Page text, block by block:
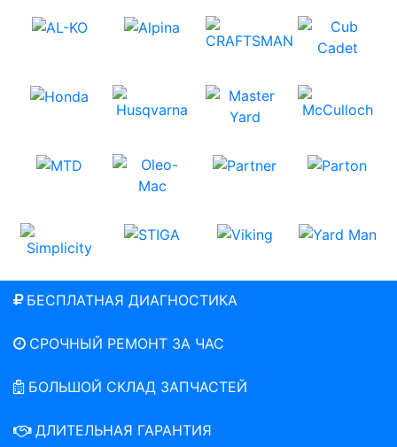
БЕСПЛАТНАЯ ДИАГНОСТИКА
СРОЧНЫЙ РЕМОНТ ЗА ЧАС
БОЛЬШОЙ СКЛАД ЗАПЧАСТЕЙ
ДЛИТЕЛЬНАЯ ГАРАНТИЯ